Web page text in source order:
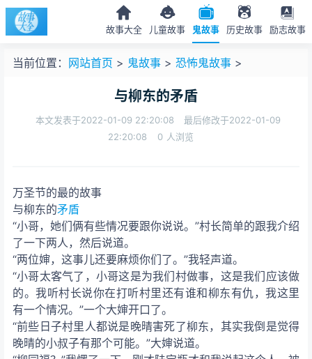
故事大全 儿童故事 鬼故事 历史故事 励志故事
当前位置： 网站首页 > 鬼故事 > 恐怖鬼故事 >
与柳东的矛盾
本文发表于2022-01-09 22:20:08
最后修改于2022-01-09
22:20:08
0 人浏览
万圣节的最的故事
与柳东的矛盾
“小哥，她们俩有些情况要跟你说说。”村长简单的跟我介绍
了一下两人，然后说道。
“两位婶，这事儿还要麻烦你们了。”我轻声道。
“小哥太客气了，小哥这是为我们村做事，这是我们应该做
的。我听村长说你在打听村里还有谁和柳东有仇，我这里
有一个情况。”一个大婶开口了。
“前些日子村里人都说是晚晴害死了柳东，其实我倒是觉得
晚晴的小叔子有那个可能。”大婶说道。